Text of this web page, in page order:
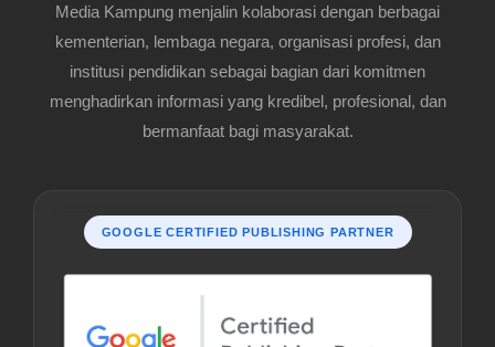
Media Kampung menjalin kolaborasi dengan berbagai
kementerian, lembaga negara, organisasi profesi, dan
institusi pendidikan sebagai bagian dari komitmen
menghadirkan informasi yang kredibel, profesional, dan
bermanfaat bagi masyarakat.
GOOGLE CERTIFIED PUBLISHING PARTNER